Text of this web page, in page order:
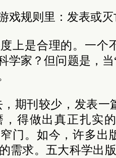
戏规则里：发表或
上是合理的。一个
学家？但问题是，
期刊较少，发表一
得做出真正扎实
门。如今，许多出
需求。五大科学出